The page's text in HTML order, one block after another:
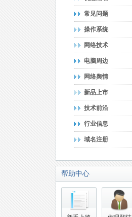
常见问题
操作系统
网络技术
电脑周边
网络舆情
新品上市
技术前沿
行业信息
域名注册
帮助中心